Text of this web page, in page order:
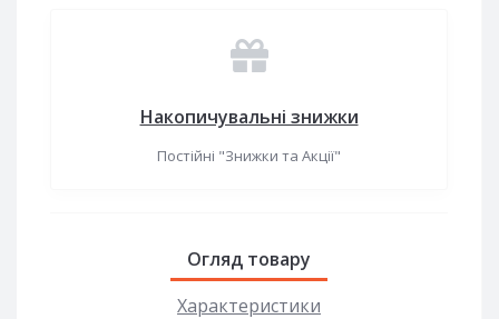
Накопичувальні знижки
Постійні "Знижки та Акції"
Огляд товару
Характеристики